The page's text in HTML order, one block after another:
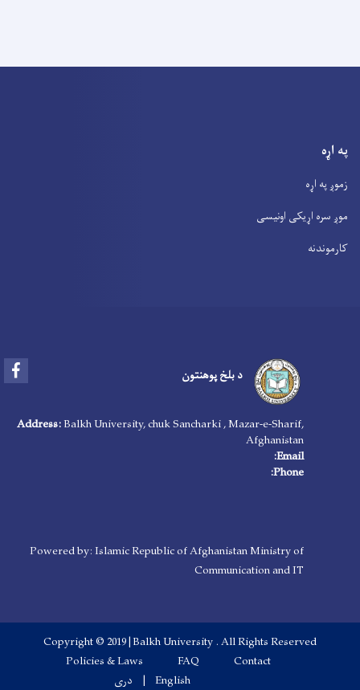
په اړه
زموږ په اړه
موږ سره اړیکی اونیسی
کارموندنه
د بلخ پوهنتون
Address:Balkh University, chuk Sancharki , Mazar-e-Sharif,
Afghanistan
Email:
Phone:
Powered by: Islamic Republic of Afghanistan Ministry of
Communication and IT
Copyright © 2019 |Balkh University . All Rights Reserved
Footer menu
Contact
FAQ
Policies & Laws
English
دری